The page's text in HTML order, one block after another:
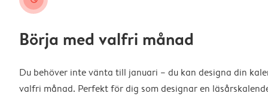
Börja med valfri månad
Du behöver inte vänta till januari – du kan designa din
valfri månad. Perfekt för dig som designar en